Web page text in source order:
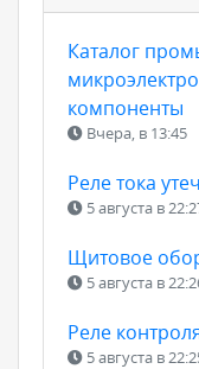
Каталог
компоненты
Вчера, в 13:45
Реле тока
5 августа в
Щитовое
5 августа в
Реле
5 августа в